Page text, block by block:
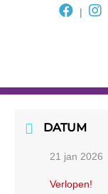
|
DATUM
21 jan 2026
Verlopen!